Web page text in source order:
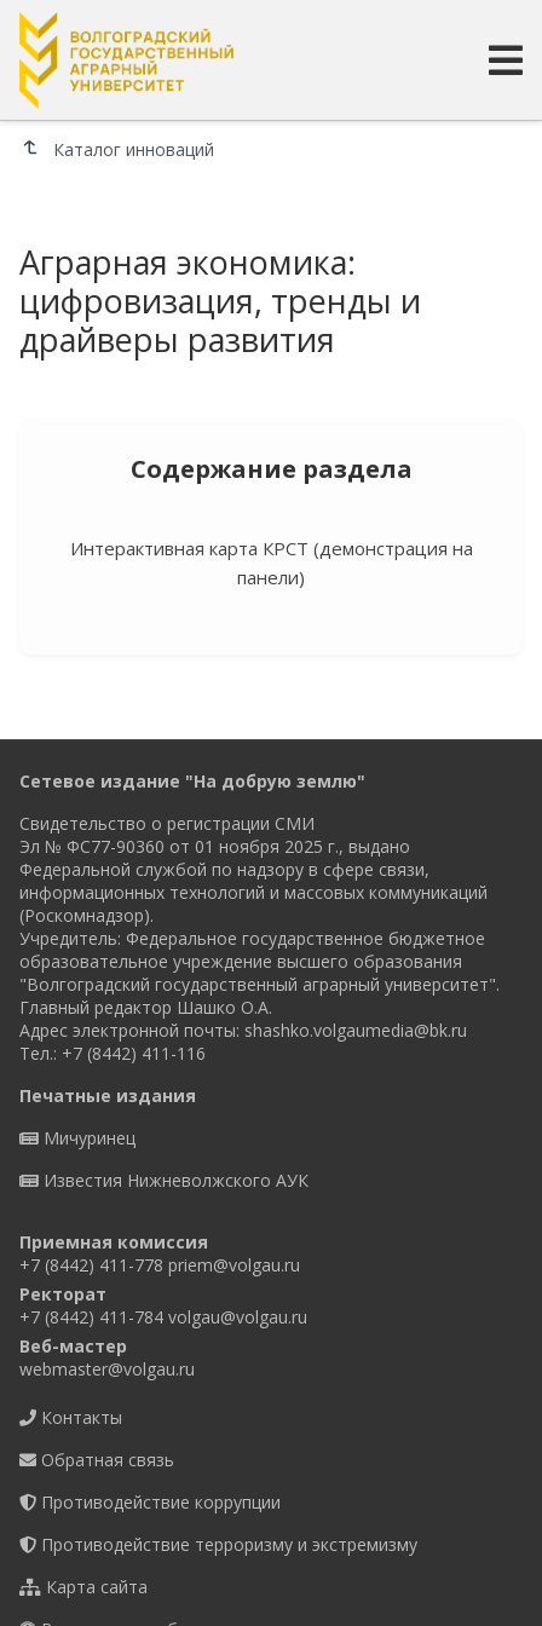
Каталог инноваций
Аграрная экономика:
цифровизация, тренды и
драйверы развития
Содержание раздела
Интерактивная карта КРСТ (демонстрация на
панели)
Сетевое издание "На добрую землю"
Свидетельство о регистрации СМИ
Эл № ФС77-90360 от 01 ноября 2025 г., выдано
Федеральной службой по надзору в сфере связи,
информационных технологий и массовых коммуникаций
(Роскомнадзор).
Учредитель: Федеральное государственное бюджетное
образовательное учреждение высшего образования
"Волгоградский государственный аграрный университет".
Главный редактор Шашко О.А.
Адрес электронной почты: shashko.volgaumedia@bk.ru
Тел.: +7 (8442) 411-116
Печатные издания
Мичуринец
Известия Нижневолжского АУК
Приемная комиссия
+7 (8442) 411-778 priem@volgau.ru
Ректорат
+7 (8442) 411-784 volgau@volgau.ru
Веб-мастер
webmaster@volgau.ru
Контакты
Обратная связь
Противодействие коррупции
Противодействие терроризму и экстремизму
Карта сайта